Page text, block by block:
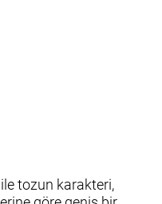
tozun karakteri,